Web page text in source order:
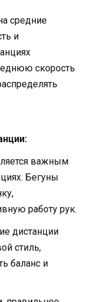
средние
и
скорость
важным
Бегуны
работу рук.
дистанции
стиль,
баланс и